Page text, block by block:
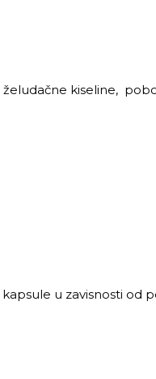
kiseline,
u zavisnosti